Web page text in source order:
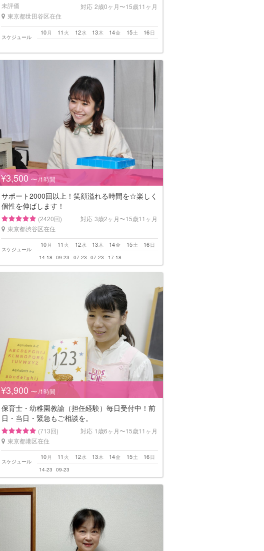
未評価 対応 2歳0ヶ月〜15歳11ヶ月
東京都世田谷区在住
スケジュール
月
10 火
11 水
12 木
13 金
14 土
15 日
16
¥3,500 〜 /1時間
サポート2000回以上！笑顔溢れる時間を☆楽しく
個性を伸ばします！
(2420回) 対応 3歳2ヶ月〜15歳11ヶ月
東京都渋谷区在住
スケジュール
月
10 火
11 水
12 木
13 金
14 土
15 日
16
14-18 09-23 07-23 07-23 17-18
¥3,900 〜 /1時間
保育士・幼稚園教諭（担任経験）毎日受付中！前
日・当日・緊急もご相談を。
(713回) 対応 1歳6ヶ月〜15歳11ヶ月
東京都港区在住
スケジュール
月
10 火
11 水
12 木
13 金
14 土
15 日
16
14-23 09-23